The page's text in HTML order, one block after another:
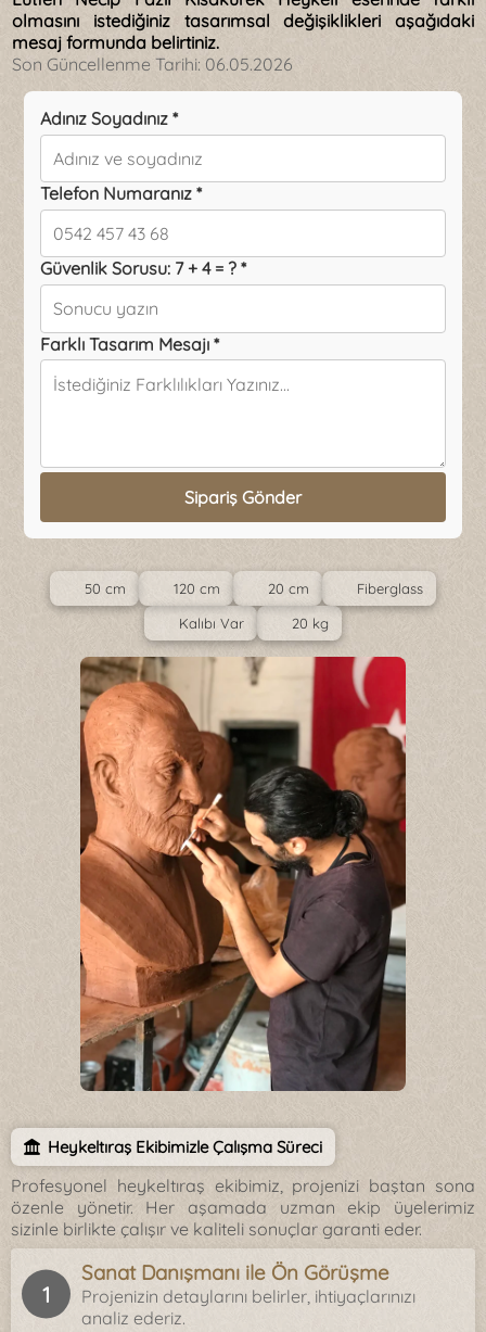
olmasını istediğiniz tasarımsal değişiklikleri aşağıdaki
mesaj formunda belirtiniz.
Son Güncellenme Tarihi: 06.05.2026
Adınız Soyadınız *
Telefon Numaranız *
Güvenlik Sorusu: 7 + 4 = ? *
Farklı Tasarım Mesajı *
Sipariş Gönder
50 cm 120 cm 20 cm
Fiberglass
Kalıbı Var
20 kg
Heykeltıraş Ekibimizle Çalışma Süreci
Profesyonel heykeltıraş ekibimiz, projenizi baştan sona
özenle yönetir. Her aşamada uzman ekip üyelerimiz
sizinle birlikte çalışır ve kaliteli sonuçlar garanti eder.
Sanat Danışmanı ile Ön Görüşme
Projenizin detaylarını belirler, ihtiyaçlarınızı
analiz ederiz.